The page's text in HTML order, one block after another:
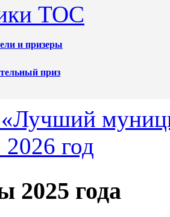
ТОС
и призеры
приз
2026 год
2025 года